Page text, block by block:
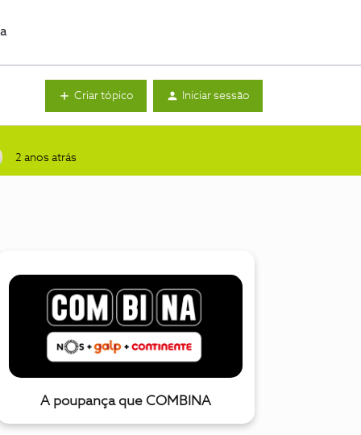
Criar tópico Iniciar sessão
2 anos atrás
A poupança que COMBINA